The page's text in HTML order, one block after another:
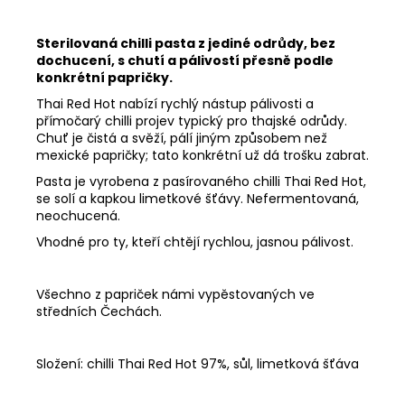
Sterilovaná chilli pasta z jediné odrůdy, bez
dochucení, s chutí a pálivostí přesně podle
konkrétní papričky.
Thai Red Hot nabízí rychlý nástup pálivosti a
přímočarý chilli projev typický pro thajské odrůdy.
Chuť je čistá a svěží, pálí jiným způsobem než
mexické papričky; tato konkrétní už dá trošku zabrat.
Pasta je vyrobena z pasírovaného chilli Thai Red Hot,
se solí a kapkou limetkové šťávy. Nefermentovaná,
neochucená.
Vhodné pro ty, kteří chtějí rychlou, jasnou pálivost.
Všechno z papriček námi vypěstovaných ve
středních Čechách.
Složení: chilli Thai Red Hot 97%, sůl, limetková šťáva